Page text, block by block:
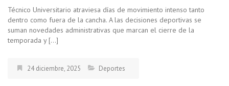
Técnico Universitario atraviesa días de movimiento intenso tanto
dentro como fuera de la cancha. A las decisiones deportivas se
suman novedades administrativas que marcan el cierre de la
temporada y […]
24 diciembre, 2025 Deportes